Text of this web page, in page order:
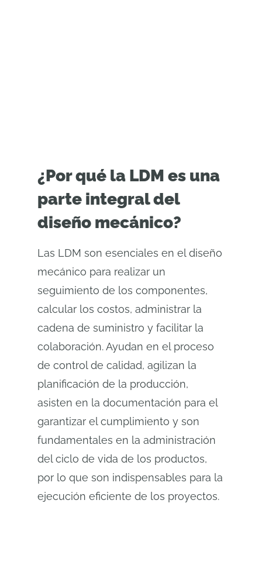
¿Por qué la LDM es una
parte integral del
diseño mecánico?
Las LDM son esenciales en el diseño
mecánico para realizar un
seguimiento de los componentes,
calcular los costos, administrar la
cadena de suministro y facilitar la
colaboración. Ayudan en el proceso
de control de calidad, agilizan la
planificación de la producción,
asisten en la documentación para el
garantizar el cumplimiento y son
fundamentales en la administración
del ciclo de vida de los productos,
por lo que son indispensables para la
ejecución eficiente de los proyectos.